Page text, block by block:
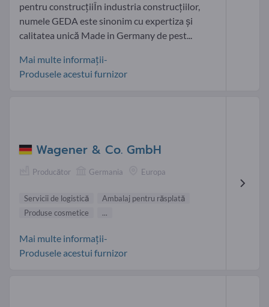
pentru construcțiiÎn industria construcțiilor,
numele GEDA este sinonim cu expertiza și
calitatea unică Made in Germany de pest...
Mai multe informații-
Produsele acestui furnizor
Wagener & Co. GmbH
Producător Germania Europa
Servicii de logistică
Ambalaj pentru răsplată
Produse cosmetice
...
Mai multe informații-
Produsele acestui furnizor